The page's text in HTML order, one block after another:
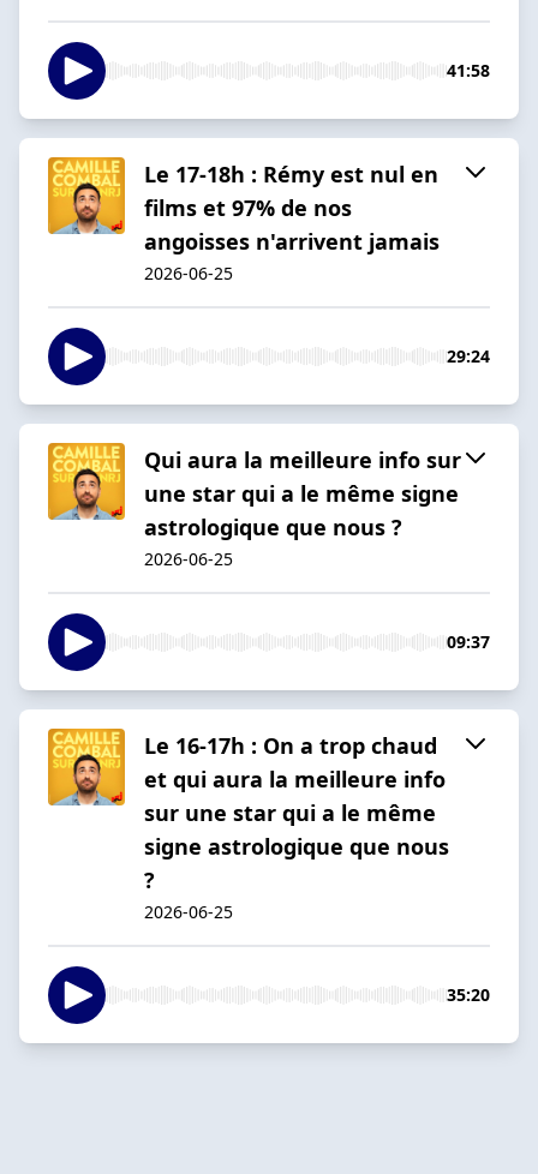
41:58
Le 17-18h : Rémy est nul en
films et 97% de nos
angoisses n'arrivent jamais
2026-06-25
29:24
Qui aura la meilleure info sur
une star qui a le même signe
astrologique que nous ?
2026-06-25
09:37
Le 16-17h : On a trop chaud
et qui aura la meilleure info
sur une star qui a le même
signe astrologique que nous
?
2026-06-25
35:20